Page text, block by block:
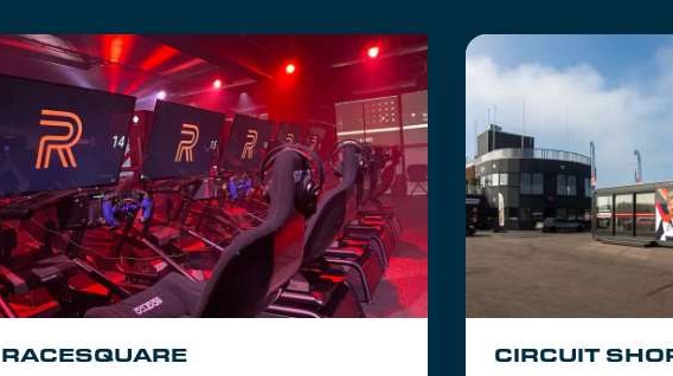
RACESQUARE CIRCUIT